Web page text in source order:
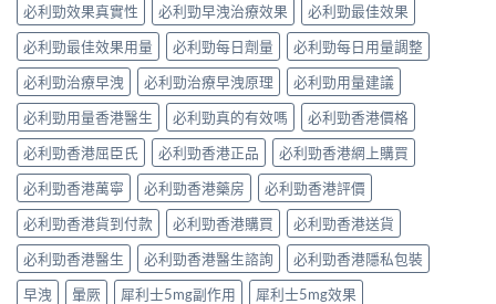
必利勁效果真實性
必利勁早洩治療效果
必利勁最佳效果
必利勁最佳效果用量
必利勁每日劑量
必利勁每日用量調整
必利勁治療早洩
必利勁治療早洩原理
必利勁用量建議
必利勁用量香港醫生
必利勁真的有效嗎
必利勁香港價格
必利勁香港屈臣氏
必利勁香港正品
必利勁香港網上購買
必利勁香港萬寧
必利勁香港藥房
必利勁香港評價
必利勁香港貨到付款
必利勁香港購買
必利勁香港送貨
必利勁香港醫生
必利勁香港醫生諮詢
必利勁香港隱私包裝
早洩
暈厥 犀利士5mg副作用 犀利士5mg效果